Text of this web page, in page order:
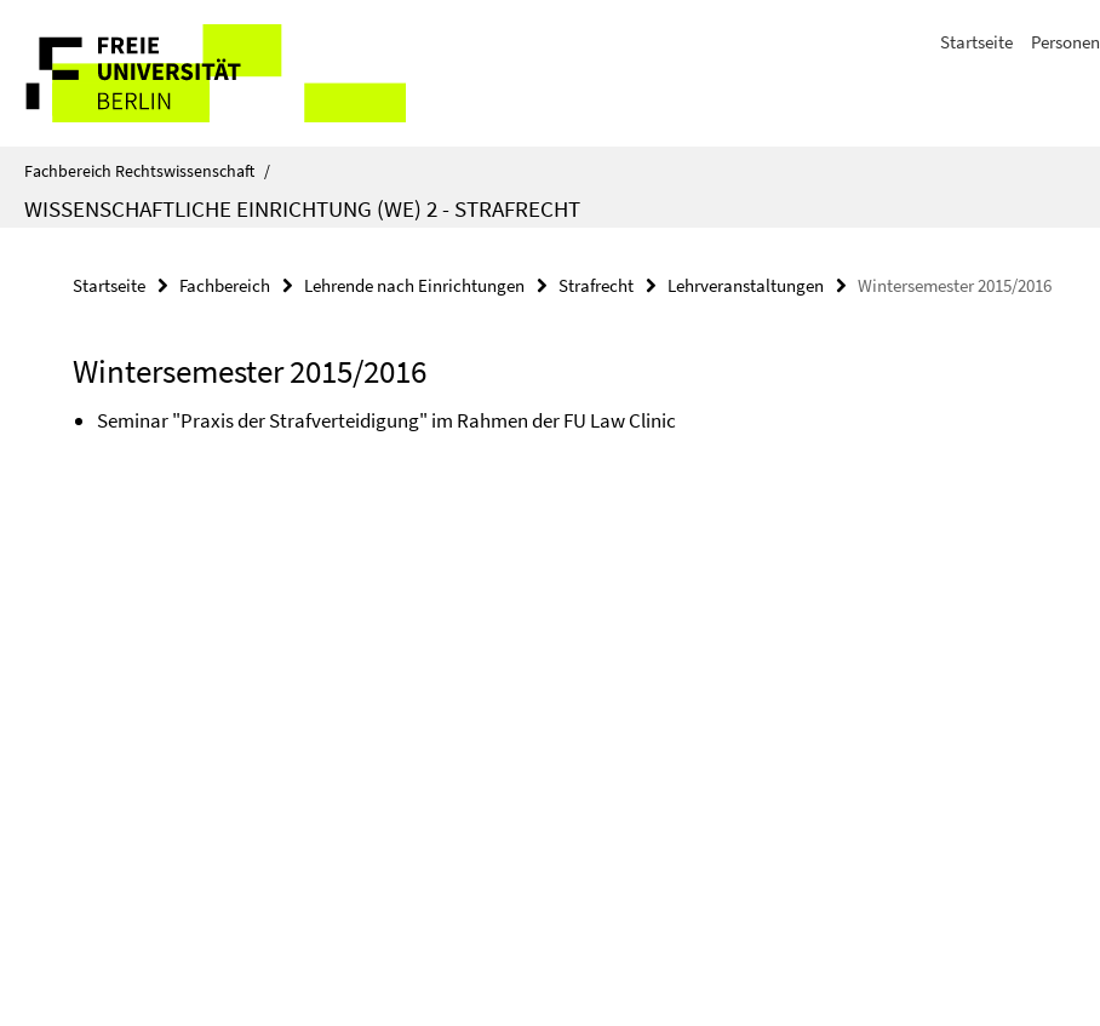
direkt
Inhalt
Service-
Navigation
Startseite Personen
Fachbereich Rechtswissenschaft /
WISSENSCHAFTLICHE EINRICHTUNG (WE) 2 - STRAFRECHT
Startseite Fachbereich Lehrende nach Einrichtungen Strafrecht Lehrveranstaltungen Wintersemester 2015/2016
Wintersemester 2015/2016
Seminar "Praxis der Strafverteidigung" im Rahmen der FU Law Clinic